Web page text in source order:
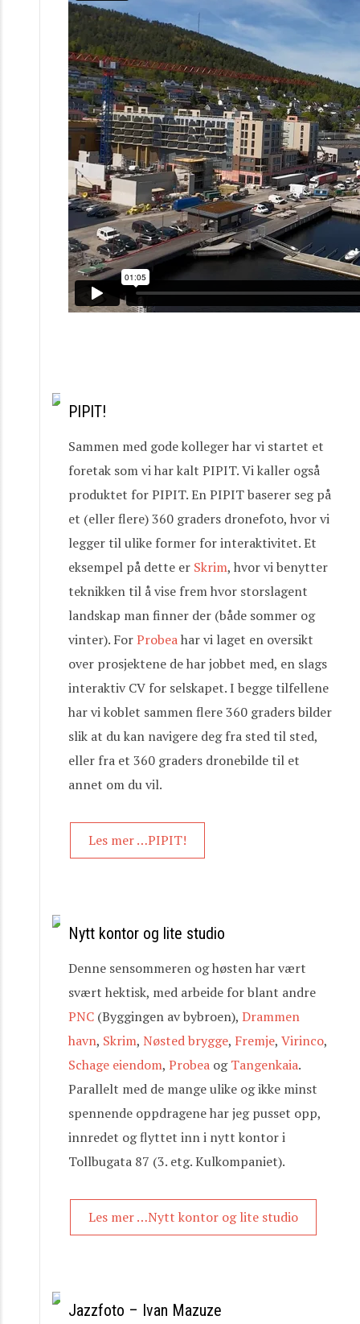
PIPIT!
Sammen med gode kolleger har vi startet et
foretak som vi har kalt PIPIT. Vi kaller også
produktet for PIPIT. En PIPIT baserer seg på
et (eller flere) 360 graders dronefoto, hvor vi
legger til ulike former for interaktivitet. Et
eksempel på dette er Skrim, hvor vi benytter
teknikken til å vise frem hvor storslagent
landskap man finner der (både sommer og
vinter). ForProbeahar vi laget en oversikt
over prosjektene de har jobbet med, en slags
interaktiv CV for selskapet. I begge tilfellene
har vi koblet sammen flere 360 graders bilder
slik at du kan navigere deg fra sted til sted,
eller fra et 360 graders dronebilde til et
annet om du vil.
Les mer …PIPIT!
Nytt kontor og lite studio
Denne sensommeren og høsten har vært
svært hektisk, med arbeide for blant andre
PNC (Byggingen av bybroen), Drammen
havn, Skrim, Nøsted brygge, Fremje, Virinco,
Schage eiendom, Probea ogTangenkaia.
Parallelt med de mange ulike og ikke minst
spennende oppdragene har jeg pusset opp,
innredet og flyttet inn i nytt kontor i
Tollbugata 87 (3. etg. Kulkompaniet).
Les mer …Nytt kontor og lite studio
Jazzfoto – Ivan Mazuze